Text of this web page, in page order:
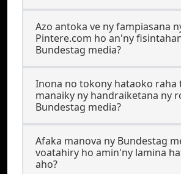
Azo antoka ve ny fampiasana
Pintere.com ho an'ny
Bundestag media?
Inona no tokony hataoko raha
manaiky ny handraiketana ny
Bundestag media?
Afaka manova ny Bundestag
voatahiry ho amin'ny lamina
aho?